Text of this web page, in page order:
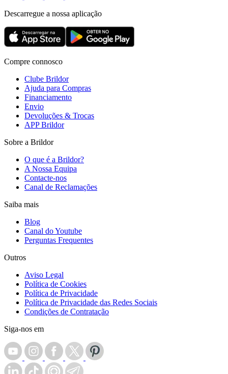
Descarregue a nossa aplicação
Compre connosco
Clube Brildor
Ajuda para Compras
Financiamento
Envio
Devoluções & Trocas
APP Brildor
Sobre a Brildor
O que é a Brildor?
A Nossa Equipa
Contacte-nos
Canal de Reclamações
Saiba mais
Blog
Canal do Youtube
Perguntas Frequentes
Outros
Aviso Legal
Política de Cookies
Política de Privacidade
Política de Privacidade das Redes Sociais
Condições de Contratação
Siga-nos em